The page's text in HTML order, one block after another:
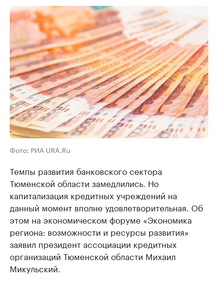
Фото: РИА URA.Ru
Темпы развития банковского сектора
Тюменской области замедлились. Но
капитализация кредитных учреждений на
данный момент вполне удовлетворительная. Об
этом на экономическом форуме «Экономика
региона: возможности и ресурсы развития»
заявил президент ассоциации кредитных
организаций Тюменской области Михаил
Микульский.